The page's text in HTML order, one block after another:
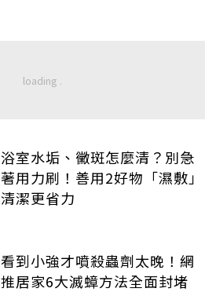
浴室水垢、黴斑怎麼清？別急
著用力刷！善用2好物「濕敷」
清潔更省力
看到小強才噴殺蟲劑太晚！網
推居家6大滅蟑方法全面封堵